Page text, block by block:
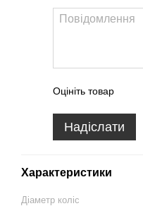
Оцініть товар
Надіслати
Характеристики
Діаметр коліс